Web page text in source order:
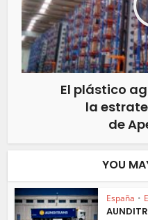
El plástico
la
de
YOU
España •